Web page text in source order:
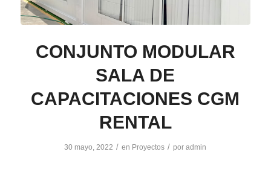
CONJUNTO MODULAR
SALA DE
CAPACITACIONES CGM
RENTAL
30 mayo, 2022 / en Proyectos / poradmin